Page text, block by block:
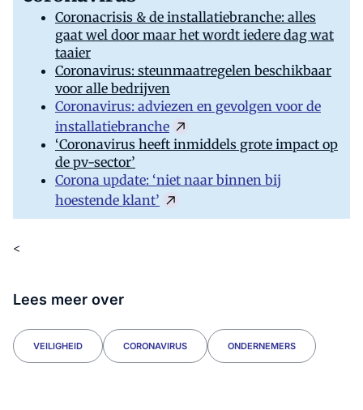
Coronacrisis & de installatiebranche: alles
gaat wel door maar het wordt iedere dag wat
taaier
Coronavirus: steunmaatregelen beschikbaar
voor alle bedrijven
Coronavirus: adviezen en gevolgen voor de
installatiebranche
‘Coronavirus heeft inmiddels grote impact op
de pv-sector’
Corona update: ‘niet naar binnen bij
hoestende klant’
<
Lees meer over
VEILIGHEID CORONAVIRUS ONDERNEMERS